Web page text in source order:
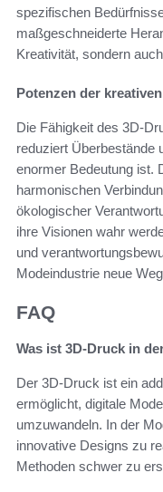
spezifischen
maßgeschneiderte
Kreativität, sondern
Potenzen der
Die Fähigkeit des 3D-
reduziert Überbestände
enormer Bedeutung ist.
harmonischen
ökologischer
ihre Visionen wahr
und
Modeindustrie neue
FAQ
Was ist 3D-Druck in
Der 3D-Druck ist ein
ermöglicht, digitale
umzuwandeln. In der
innovative Designs zu
Methoden schwer zu